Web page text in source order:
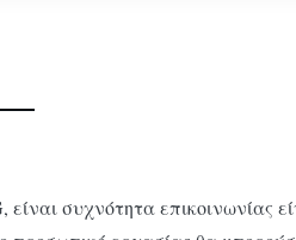
συχνότητα επικοινωνίας